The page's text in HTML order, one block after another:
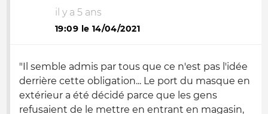
il y a 5 ans
19:09 le 14/04/2021
"Il semble admis par tous que ce n'est pas l'idée
derrière cette obligation... Le port du masque en
extérieur a été décidé parce que les gens
refusaient de le mettre en entrant en magasin,